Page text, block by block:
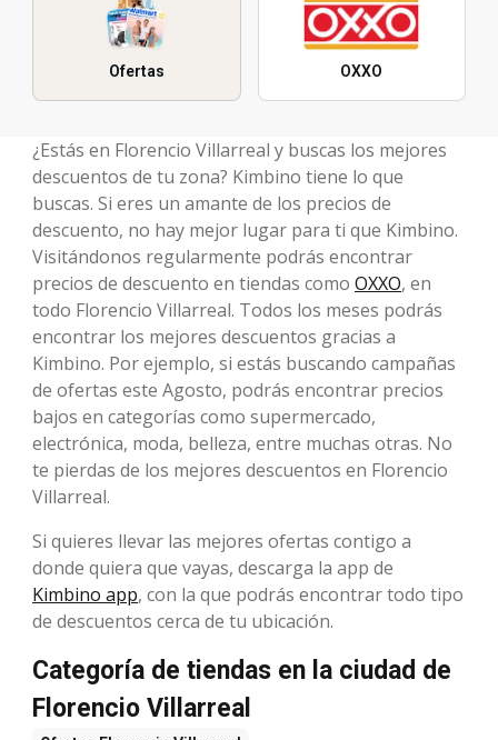
Ofertas OXXO
¿Estás en Florencio Villarreal y buscas los mejores
descuentos de tu zona? Kimbino tiene lo que
buscas. Si eres un amante de los precios de
descuento, no hay mejor lugar para ti que Kimbino.
Visitándonos regularmente podrás encontrar
precios de descuento en tiendas como OXXO, en
todo Florencio Villarreal. Todos los meses podrás
encontrar los mejores descuentos gracias a
Kimbino. Por ejemplo, si estás buscando campañas
de ofertas este Agosto, podrás encontrar precios
bajos en categorías como supermercado,
electrónica, moda, belleza, entre muchas otras. No
te pierdas de los mejores descuentos en Florencio
Villarreal.
Si quieres llevar las mejores ofertas contigo a
donde quiera que vayas, descarga la app de
Kimbino app, con la que podrás encontrar todo tipo
de descuentos cerca de tu ubicación.
Categoría de tiendas en la ciudad de
Florencio Villarreal